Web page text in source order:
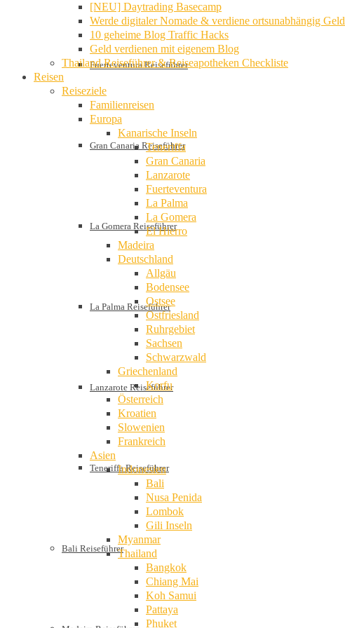
Fuerteventura Reiseführer
Gran Canaria Reiseführer
La Gomera Reiseführer
La Palma Reiseführer
Lanzarote Reiseführer
Teneriffa Reiseführer
Bali Reiseführer
[NEU] Daytrading Basecamp
Werde digitaler Nomade & verdiene ortsunabhängig Geld
10 geheime Blog Traffic Hacks
Geld verdienen mit eigenem Blog
Thailand Reiseführer & Reiseapotheken Checkliste
Reisen
Reiseziele
Familienreisen
Europa
Kanarische Inseln
Teneriffa
Gran Canaria
Lanzarote
Fuerteventura
La Palma
La Gomera
El Hierro
Madeira
Deutschland
Allgäu
Bodensee
Ostsee
Ostfriesland
Ruhrgebiet
Sachsen
Schwarzwald
Griechenland
Korfu
Österreich
Kroatien
Slowenien
Frankreich
Asien
Indonesien
Bali
Nusa Penida
Lombok
Gili Inseln
Myanmar
Thailand
Bangkok
Chiang Mai
Koh Samui
Pattaya
Phuket